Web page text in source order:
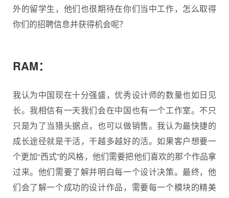
外的留学生，他们也很期待在你们当中工作，怎么取得
你们的招聘信息并获得机会呢？
RAM：
我认为中国现在十分强盛，优秀设计师的数量也如日见
长。我相信有一天我们会在中国也有一个工作室。不只
只是为了当猎头据点，也可以做销售。我认为最快捷的
成长途径就是干活，干越多越好的活。如果客户想要一
个更加“西式”的风格，他们需要把他们喜欢的那个作品拿
过来。他们需要了解并明白每一个设计决策。最终，他
们会了解一个成功的设计作品，需要每一个模块的精美